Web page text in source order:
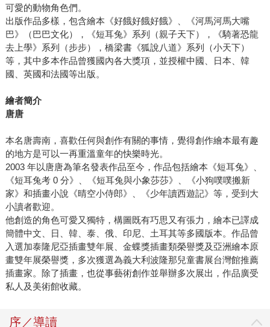
可愛的動物角色們。
出版作品多樣，包含繪本《好餓好餓好餓》、《河馬河馬大嘴
巴》（巴巴文化），《短耳兔》系列（親子天下），《騎著恐龍
去上學》系列（步步），橋梁書《狐說八道》系列（小天下）
等，其中多本作品曾獲國內各大獎項，並授權中國、日本、韓
國、英國和法國等出版。
繪者簡介
唐唐
本名唐壽南，喜歡任何與創作有關的事情，覺得創作繪本最有趣
的地方是可以一再重溫童年的快樂時光。
2003 年以唐唐為筆名發表作品至今，作品包括繪本《短耳兔》、
《短耳兔考 0 分》、《短耳兔與小象莎莎》、《小狗噗噗搬新
家》和插畫小說《晴空小侍郎》、《少年讀西遊記》等，受到大
小讀者歡迎。
他創造的角色可愛又獨特，構圖既有巧思又有張力，繪本已譯成
簡體中文、日、韓、泰、俄、印尼、土耳其等多國版本。作品曾
入選加泰隆尼亞插畫雙年展、金蝶獎插畫類榮譽獎及亞洲繪本原
畫雙年展榮譽獎，多次獲選為義大利波隆那兒童書展台灣館推薦
插畫家。除了插畫，也從事藝術創作並舉辦多次展出，作品廣受
私人及美術館收藏。
序／導讀